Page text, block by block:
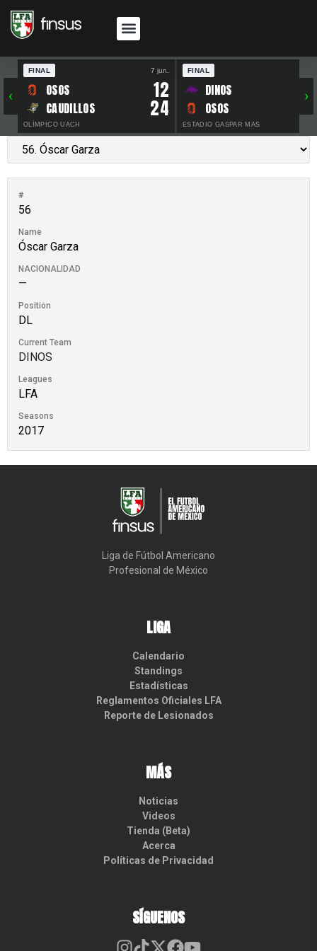
‹
FINAL 7 jun.
OSOS 12
CAUDILLOS 24
OLÍMPICO UACH
FINAL
DINOS
OSOS
ESTADIO GASPAR MAS
›
#
56
Name
Óscar Garza
NACIONALIDAD
—
Position
DL
Current Team
DINOS
Leagues
LFA
Seasons
2017
Liga de Fútbol Americano
Profesional de México
LIGA
Calendario
Standings
Estadísticas
Reglamentos Oficiales LFA
Reporte de Lesionados
MÁS
Noticias
Videos
Tienda (Beta)
Acerca
Políticas de Privacidad
SÍGUENOS